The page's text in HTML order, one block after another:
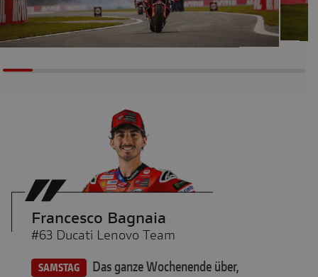
Francesco Bagnaia
#63 Ducati Lenovo Team
SAMSTAG Das ganze Wochenende über,